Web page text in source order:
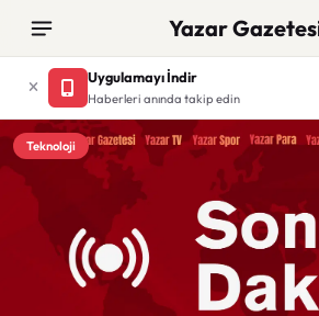
Yazar
Uygulamayı İndir
Haberleri anında takip edin
Teknoloji